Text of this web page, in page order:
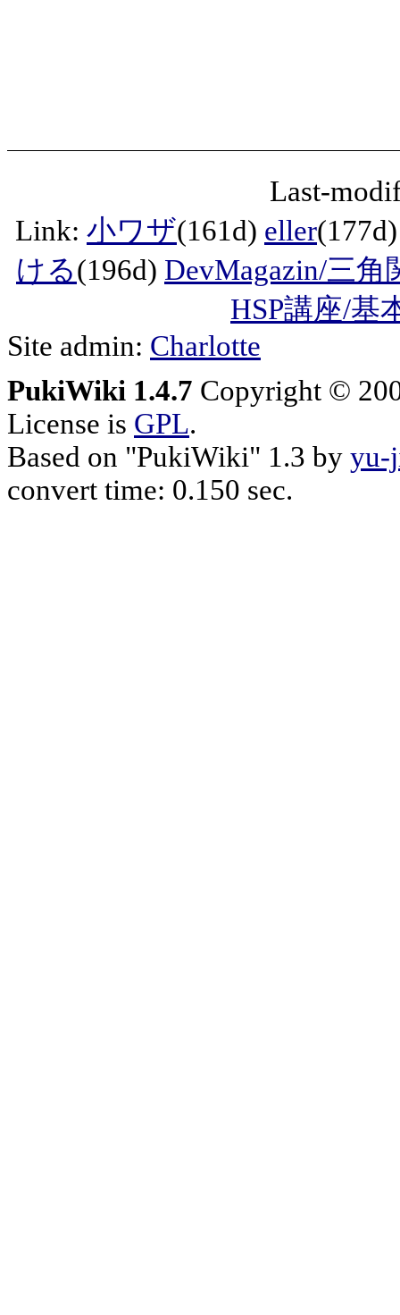
Last-
Link: 小ワザ(161d) eller
ける(196d) DevMagazin/三角
HSP講座/基
Site admin: Charlotte
PukiWiki 1.4.7 Copyright ©
License is GPL.
Based on "PukiWiki" 1.3 by yu-
convert time: 0.150 sec.